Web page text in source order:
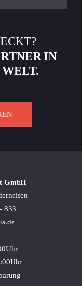
IN
GmbH
833